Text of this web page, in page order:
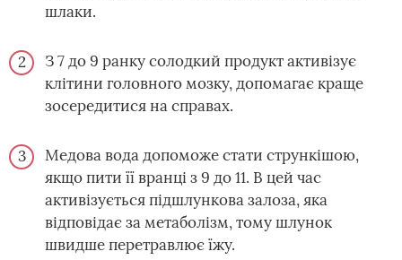
шлаки.
З 7 до 9 ранку солодкий продукт активізує
клітини головного мозку, допомагає краще
зосередитися на справах.
Медова вода допоможе стати стрункішою,
якщо пити її вранці з 9 до 11. В цей час
активізується підшлункова залоза, яка
відповідає за метаболізм, тому шлунок
швидше перетравлює їжу.